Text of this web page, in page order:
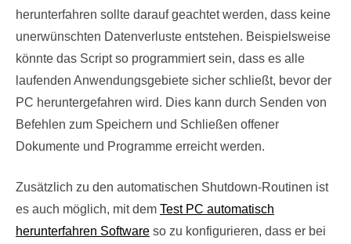
herunterfahren sollte darauf geachtet werden, dass keine
unerwünschten Datenverluste entstehen. Beispielsweise
könnte das Script so programmiert sein, dass es alle
laufenden Anwendungsgebiete sicher schließt, bevor der
PC heruntergefahren wird. Dies kann durch Senden von
Befehlen zum Speichern und Schließen offener
Dokumente und Programme erreicht werden.
Zusätzlich zu den automatischen Shutdown-Routinen ist
es auch möglich, mit dem Test PC automatisch
herunterfahren Software so zu konfigurieren, dass er bei